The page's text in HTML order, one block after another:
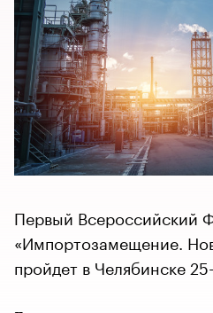
Первый Всероссийский
«Импортозамещение.
пройдет в Челябинске